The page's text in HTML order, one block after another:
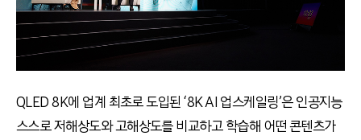
QLED 8K에 업계 최초로 도입된 ‘8K AI 업스케일링’은 인공지능
스스로 저해상도와 고해상도를 비교하고 학습해 어떤 콘텐츠가